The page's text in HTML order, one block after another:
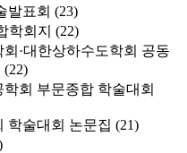
발표회 (23)
학회지 (22)
·대한상하수도학회 공동
(22)
회 부문종합 학술대회
학술대회 논문집 (21)